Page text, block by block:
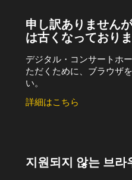
申し訳ありません
は古くなっており
デジタル・コンサートホ
ただくために、ブラウザ
い。
詳細はこちら
지원되지 않는 브라